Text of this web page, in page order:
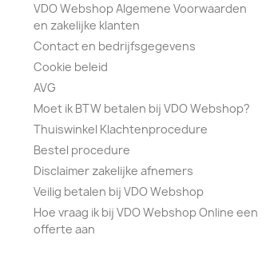
VDO Webshop Algemene Voorwaarden
en zakelijke klanten
Contact en bedrijfsgegevens
Cookie beleid
AVG
Moet ik BTW betalen bij VDO Webshop?
Thuiswinkel Klachtenprocedure
Bestel procedure
Disclaimer zakelijke afnemers
Veilig betalen bij VDO Webshop
Hoe vraag ik bij VDO Webshop Online een
offerte aan